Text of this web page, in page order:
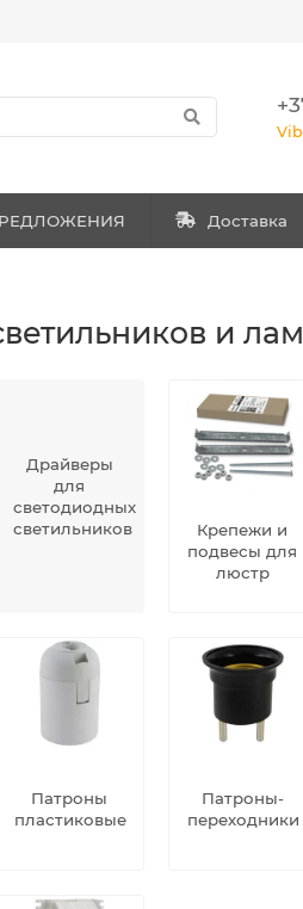
Доставка
и
Драйверы
для
светодиодных
светильников
Крепежи и
подвесы для
люстр
Патроны
пластиковые
Патроны-
переходники